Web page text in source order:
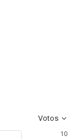
Votos
10